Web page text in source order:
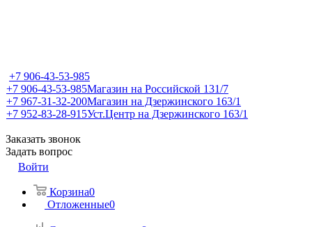
+7 906-43-53-985
+7 906-43-53-985Магазин на Российской 131/7
+7 967-31-32-200Магазин на Дзержинского 163/1
+7 952-83-28-915Уст.Центр на Дзержинского 163/1
Заказать звонок
Задать вопрос
Войти
Корзина0
Отложенные0